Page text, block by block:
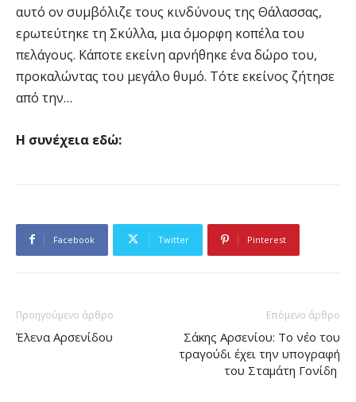
αυτό ον συμβόλιζε τους κινδύνους της Θάλασσας,
ερωτεύτηκε τη Σκύλλα, μια όμορφη κοπέλα του
πελάγους. Κάποτε εκείνη αρνήθηκε ένα δώρο του,
προκαλώντας του μεγάλο θυμό. Τότε εκείνος ζήτησε
από την…
Η συνέχεια εδώ:
Facebook Twitter Pinterest
Προηγούμενο άρθρο
Έλενα Αρσενίδου
Επόμενο άρθρο
Σάκης Αρσενίου: Το νέο του
τραγούδι έχει την υπογραφή
του Σταμάτη Γονίδη